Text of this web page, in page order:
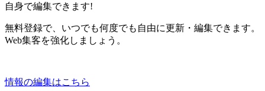
自身で編集できます!
無料登録で、いつでも何度でも自由に更新・編集できます。
Web集客を強化しましょう。
情報の編集はこちら